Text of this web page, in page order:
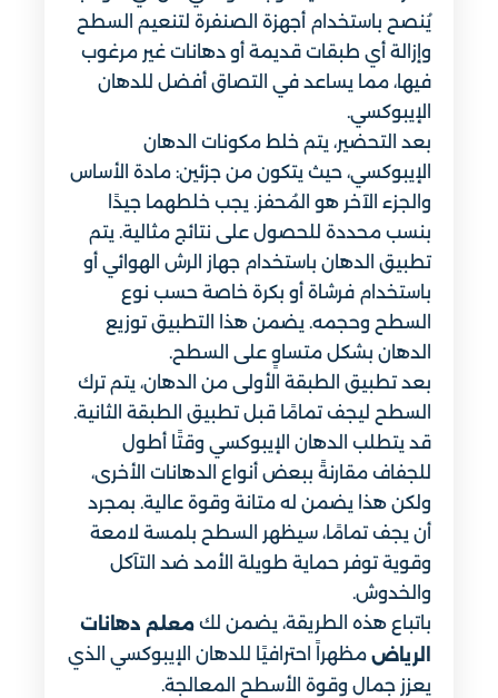
يُنصح باستخدام أجهزة الصنفرة لتنعيم السطح
وإزالة أي طبقات قديمة أو دهانات غير مرغوب
فيها، مما يساعد في التصاق أفضل للدهان
الإيبوكسي.
بعد التحضير، يتم خلط مكونات الدهان
الإيبوكسي، حيث يتكون من جزئين: مادة الأساس
والجزء الآخر هو المُحفز. يجب خلطهما جيدًا
بنسب محددة للحصول على نتائج مثالية. يتم
تطبيق الدهان باستخدام جهاز الرش الهوائي أو
باستخدام فرشاة أو بكرة خاصة حسب نوع
السطح وحجمه. يضمن هذا التطبيق توزيع
الدهان بشكل متساوٍ على السطح.
بعد تطبيق الطبقة الأولى من الدهان، يتم ترك
السطح ليجف تمامًا قبل تطبيق الطبقة الثانية.
قد يتطلب الدهان الإيبوكسي وقتًا أطول
للجفاف مقارنةً ببعض أنواع الدهانات الأخرى،
ولكن هذا يضمن له متانة وقوة عالية. بمجرد
أن يجف تمامًا، سيظهر السطح بلمسة لامعة
وقوية توفر حماية طويلة الأمد ضد التآكل
والخدوش.
باتباع هذه الطريقة، يضمن لك معلم دهانات
الرياض مظهراً احترافيًا للدهان الإيبوكسي الذي
يعزز جمال وقوة الأسطح المعالجة.